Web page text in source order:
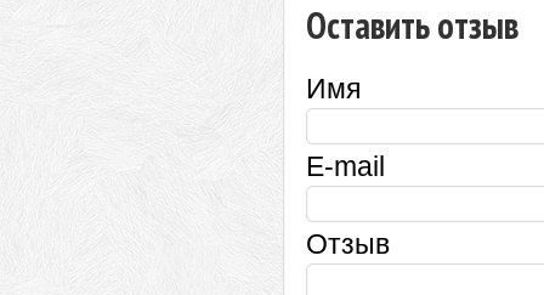
Оставить отзыв
Имя
E-mail
Отзыв